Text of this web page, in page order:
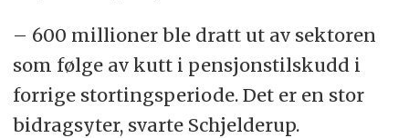
– 600 millioner ble dratt ut av sektoren
som følge av kutt i pensjonstilskudd i
forrige stortingsperiode. Det er en stor
bidragsyter, svarte Schjelderup.